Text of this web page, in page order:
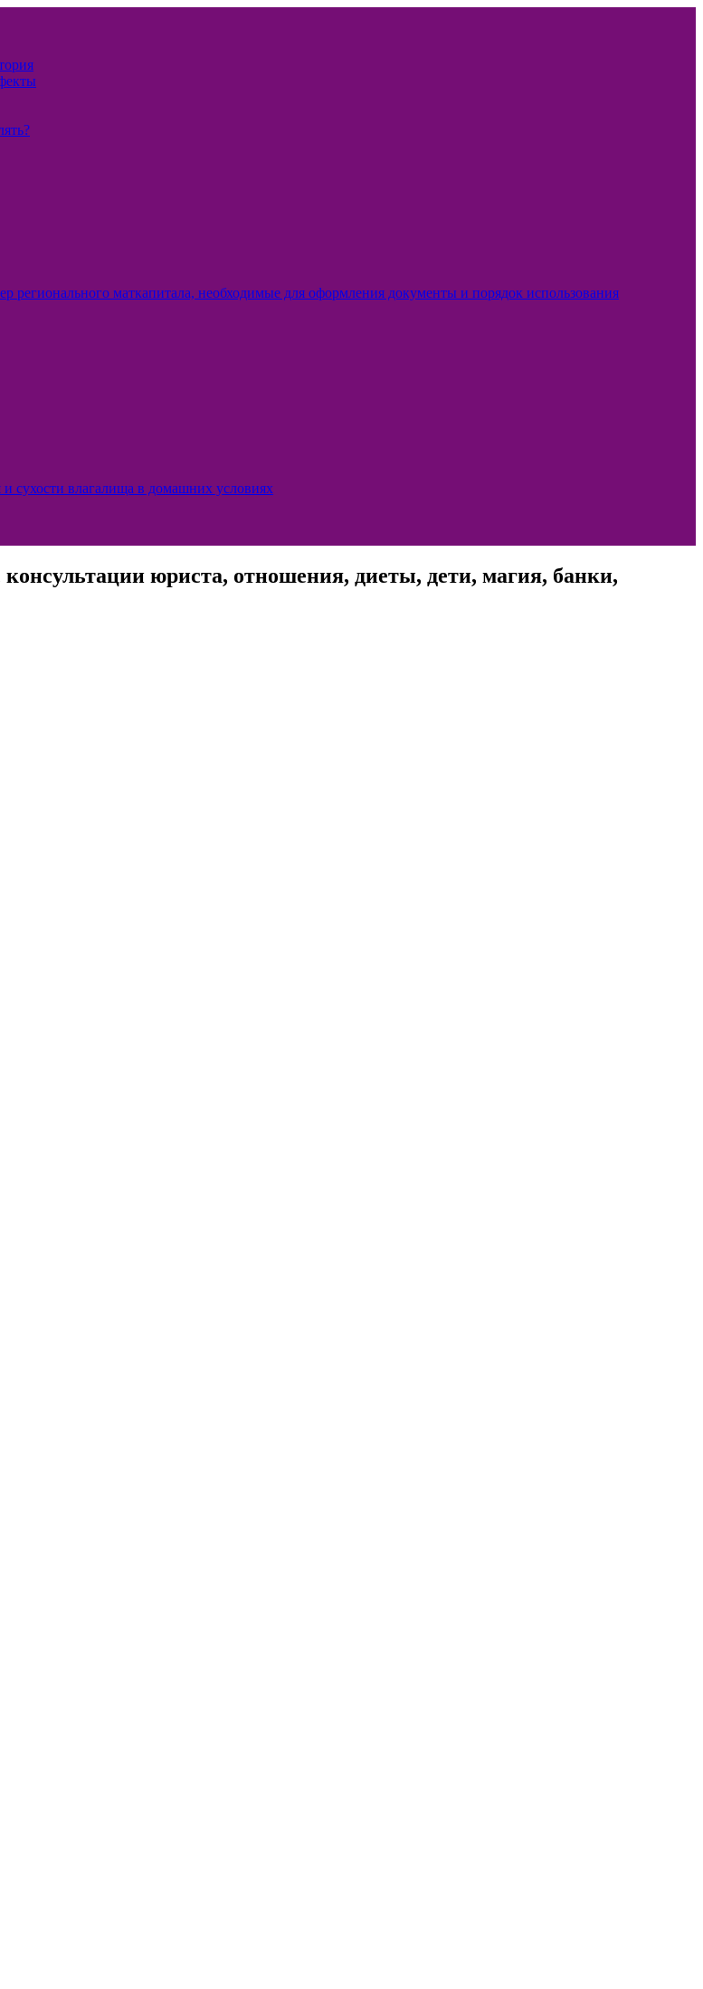
маткапитала, необходимые для оформления документы и порядок использования
сухости влагалища в домашних условиях
юриста, отношения, диеты, дети, магия, банки,